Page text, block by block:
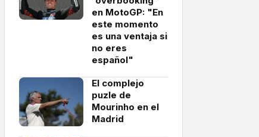
en MotoGP: "En
este momento
es una ventaja si
no eres
español"
El complejo
puzle de
Mourinho en el
Madrid